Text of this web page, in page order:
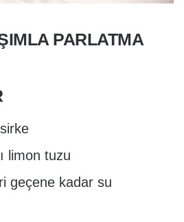
PARLATMA
limon tuzu
geçene kadar su